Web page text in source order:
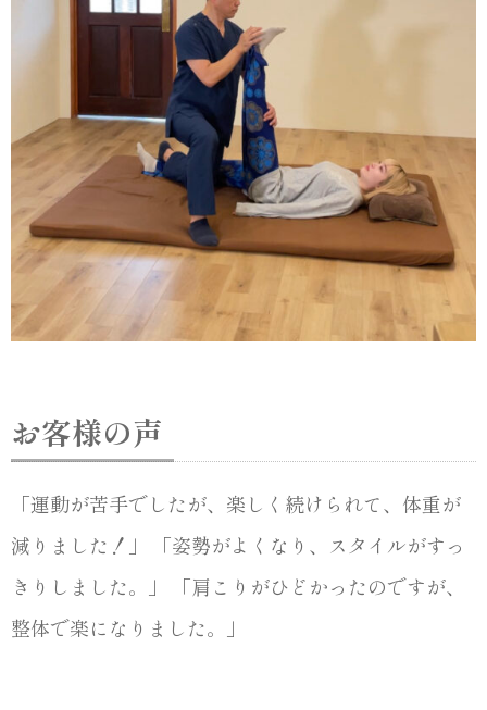
お客様の声
「運動が苦手でしたが、楽しく続けられて、体重が
減りました！」 「姿勢がよくなり、スタイルがすっ
きりしました。」 「肩こりがひどかったのですが、
整体で楽になりました。」